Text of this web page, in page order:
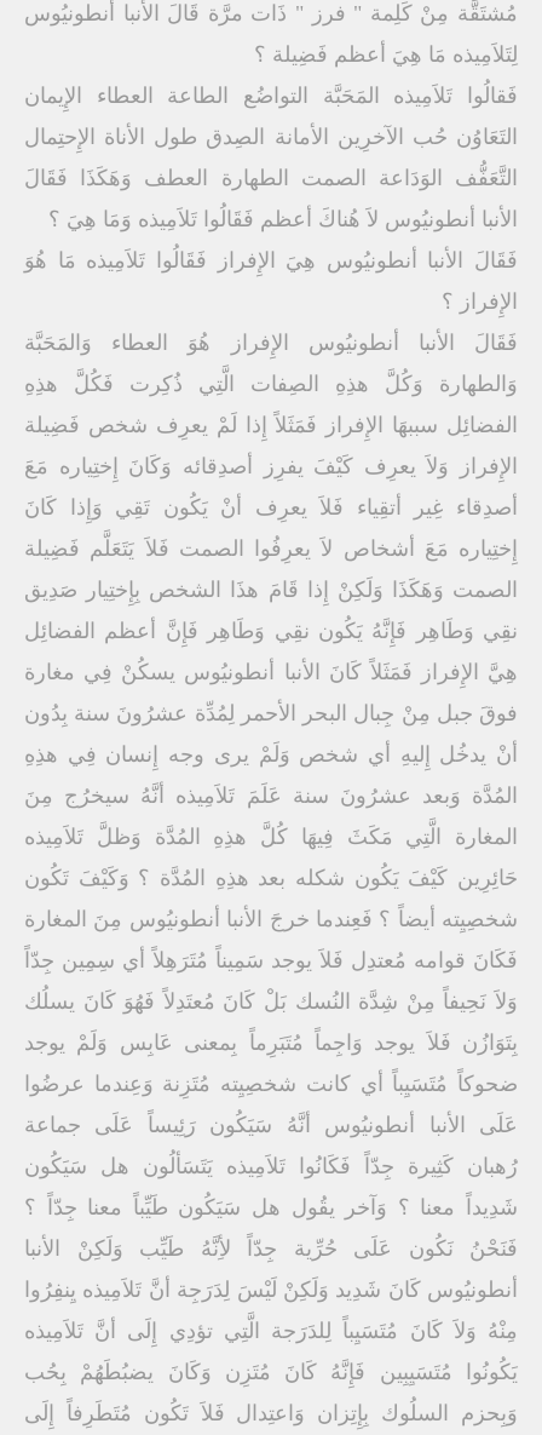
مُشتَقَّة مِنْ كَلِمة " فرز " ذَات مرَّة قَالَ الأنبا أنطونيُوس
لِتَلاَمِيذه مَا هِيَ أعظم فَضِيلة ؟
فَقالُوا تَلاَمِيذه المَحَبَّة التواضُع الطاعة العطاء الإِيمان
التَعَاوُن حُب الآخرِين الأمانة الصِدق طول الأناة الإِحتِمال
التَّعَفُّف الوَدَاعة الصمت الطهارة العطف وَهَكَذَا فَقَالَ
الأنبا أنطونيُوس لاَ هُناكَ أعظم فَقَالُوا تَلاَمِيذه وَمَا هِيَ ؟
فَقَالَ الأنبا أنطونيُوس هِيَ الإِفراز فَقَالُوا تَلاَمِيذه مَا هُوَ
الإِفراز ؟
فَقَالَ الأنبا أنطونيُوس الإِفراز هُوَ العطاء وَالمَحَبَّة
وَالطهارة وَكُلَّ هذِهِ الصِفات الَّتِي ذُكِرت فَكُلَّ هذِهِ
الفضائِل سببهَا الإِفراز فَمَثَلاً إِذا لَمْ يعرِف شخص فَضِيلة
الإِفراز وَلاَ يعرِف كَيْفَ يفرِز أصدِقائه وَكَانَ إِختِياره مَعَ
أصدِقاء غِير أتقِياء فَلاَ يعرِف أنْ يَكُون تَقِي وَإِذا كَانَ
إِختِياره مَعَ أشخاص لاَ يعرِفُوا الصمت فَلاَ يَتَعَلَّم فَضِيلة
الصمت وَهَكَذَا وَلَكِنْ إِذا قَامَ هذَا الشخص بِإِختِيار صَدِيق
نقِي وَطَاهِر فَإِنَّهُ يَكُون نقِي وَطَاهِر فَإِنَّ أعظم الفضائِل
هِيَّ الإِفراز فَمَثَلاً كَانَ الأنبا أنطونيُوس يسكُنْ فِي مغارة
فوقَ جبل مِنْ جِبال البحر الأحمر لِمُدِّة عشرُونَ سنة بِدُون
أنْ يدخُل إِليهِ أي شخص وَلَمْ يرى وجه إِنسان فِي هذِهِ
المُدَّة وَبعد عشرُونَ سنة عَلَمَ تَلاَمِيذه أنَّهُ سيخرُج مِنَ
المغارة الَّتِي مَكَثَ فِيهَا كُلَّ هذِهِ المُدَّة وَظلَّ تَلاَمِيذه
حَائِرِين كَيْفَ يَكُون شكله بعد هذِهِ المُدَّة ؟ وَكَيْفَ تَكُون
شخصِيِته أيضاً ؟ فَعِندما خرجَ الأنبا أنطونيُوس مِنَ المغارة
فَكَانَ قوامه مُعتدِل فَلاَ يوجد سَمِيناً مُتَرَهِلاً أي سِمِين جِدّاً
وَلاَ نَحِيفاً مِنْ شِدَّة النُسك بَلْ كَانَ مُعتَدِلاً فَهُوَ كَانَ يسلُك
بِتَوَازُن فَلاَ يوجد وَاجِماً مُتَبَرِماً بِمعنى عَابِس وَلَمْ يوجد
ضحوكاً مُتَسَيِباً أي كانت شخصِيِته مُتَزِنة وَعِندما عرضُوا
عَلَى الأنبا أنطونيُوس أنَّهُ سَيَكُون رَئِيساً عَلَى جماعة
رُهبان كَثِيرة جِدّاً فَكَانُوا تَلاَمِيذه يَتَسَألُون هل سَيَكُون
شَدِيداً معنا ؟ وَآخر يقُول هل سَيَكُون طَيِّباً معنا جِدّاً ؟
فَنَحْنُ نَكُون عَلَى حُرِّية جِدّاً لأِنَّهُ طَيِّب وَلَكِنْ الأنبا
أنطونيُوس كَانَ شَدِيد وَلَكِنْ لَيْسَ لِدَرَجِة أنَّ تَلاَمِيذه يِنفِرُوا
مِنْهُ وَلاَ كَانَ مُتَسَيِباً لِلدَرَجة الَّتِي تؤدِي إِلَى أنَّ تَلاَمِيذه
يَكُونُوا مُتَسَيِبِين فَإِنَّهُ كَانَ مُتَزِن وَكَانَ يضبُطَهُمْ بِحُب
وَبِحزم السلُوك بِإِتِزان وَاعتِدال فَلاَ تَكُون مُتَطَرِفاً إِلَى